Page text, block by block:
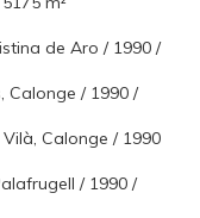
de Aro / 1990 /
Calonge / 1990 /
Calonge / 1990
/ 1990 /